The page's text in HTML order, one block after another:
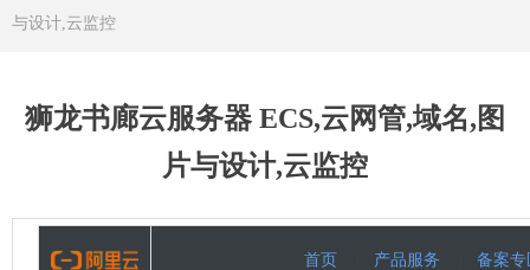
与设计,云监控
狮龙书廊云服务器 ECS,云网管,域名,图
片与设计,云监控
首页 产品服务 备案专